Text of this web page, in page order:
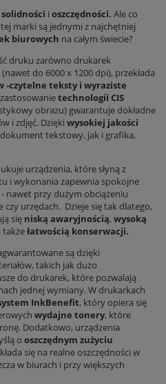
solidności i oszczędności. Ale co
marki są jednymi z najchętniej
biurowych na całym świecie?
druku zarówno drukarek
do 6000 x 1200 dpi), przekłada
-czytelne teksty i wyraziste
technologii CIS
obrazu) gwarantuje dokładne
i zdjęć. Dzięki wysokiej jakości
tekstowy, jak i grafika,
urządzenia, które słyną z
i wykonania zapewnia spokojne
- nawet przy dużym obciążeniu
urzędach. Dzieje się tak dlatego,
się niską awaryjnością, wysoką
takżełatwością konserwacji.
są dzięki
takich jak dużo
do drukarek, które pozwalają
jednej wymiany. W drukarkach
InkBenefit, który opiera się
wydajne tonery, które
Dodatkowo, urządzenia
o oszczędnym zużyciu
się na realne oszczędności w
w biurach i przy większych